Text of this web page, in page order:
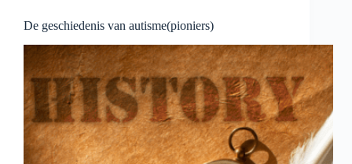
De geschiedenis van autisme(pioniers)